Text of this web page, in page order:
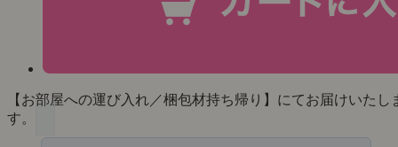
【お部屋への運び入れ／梱包材持ち帰り】にてお届けいたし
す。